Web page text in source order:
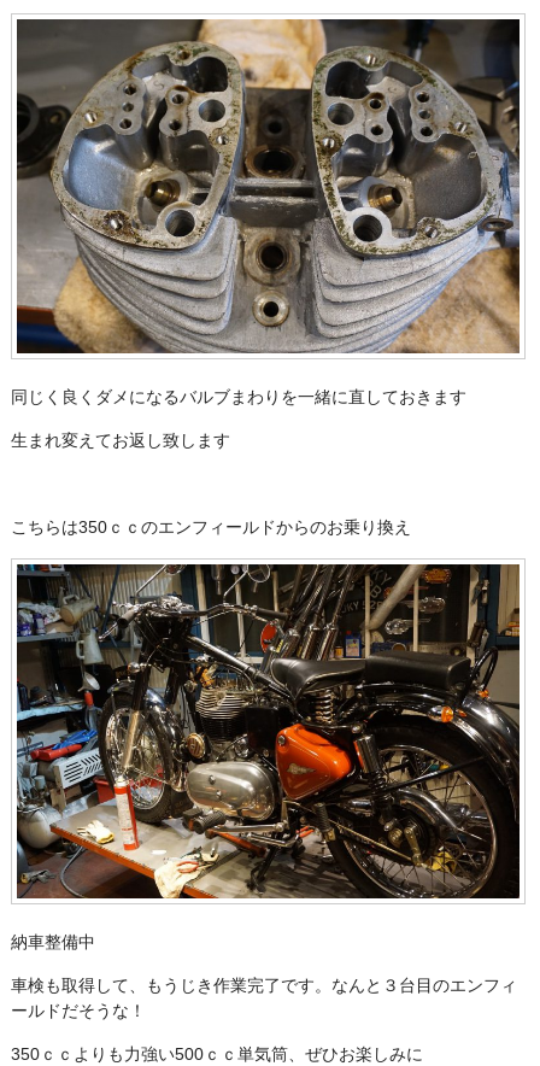
同じく良くダメになるバルブまわりを一緒に直しておきます
生まれ変えてお返し致します
こちらは350ｃｃのエンフィールドからのお乗り換え
納車整備中
車検も取得して、もうじき作業完了です。なんと３台目のエンフィ
ールドだそうな！
350ｃｃよりも力強い500ｃｃ単気筒、ぜひお楽しみに